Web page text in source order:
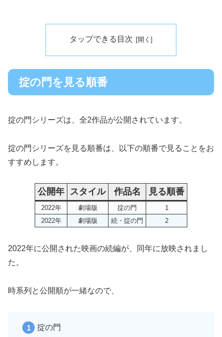
タップできる目次
掟の門を見る順番
掟の門シリーズは、全2作品が公開されています。
掟の門シリーズを見る順番は、以下の順番で見ることをお
すすめします。
公開年 スタイル 作品名 見る順番
2022年 劇場版 掟の門
1
2022年
劇場版 続・掟の門 2
2022年に公開された映画の続編が、同年に放映されまし
た。
時系列と公開順が一緒なので、
掟の門